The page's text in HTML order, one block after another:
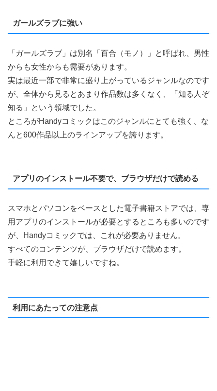
ガールズラブに強い
「ガールズラブ」は別名「百合（モノ）」と呼ばれ、男性
からも女性からも需要があります。
実は最近一部で非常に盛り上がっているジャンルなのです
が、全体から見るとあまり作品数は多くなく、「知る人ぞ
知る」という領域でした。
ところがHandyコミックはこのジャンルにとても強く、な
んと600作品以上のラインアップを誇ります。
アプリのインストール不要で、ブラウザだけで読める
スマホとパソコンをベースとした電子書籍ストアでは、専
用アプリのインストールが必要とするところも多いのです
が、Handyコミックでは、これが必要ありません。
すべてのコンテンツが、ブラウザだけで読めます。
手軽に利用できて嬉しいですね。
利用にあたっての注意点